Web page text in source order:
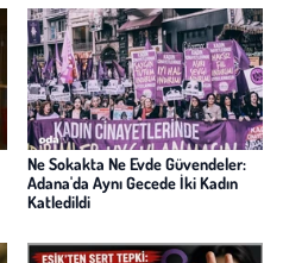
Ne Sokakta Ne Evde Güvendeler:
Adana'da Aynı Gecede İki Kadın
Katledildi